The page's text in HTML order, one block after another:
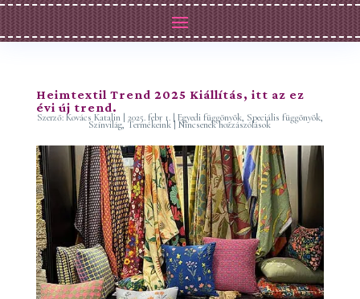
Heimtextil Trend 2025 Kiállítás, itt az ez
évi új trend.
Szerző: Kovács Katalin| 2025. febr 1.| Egyedi függönyök, Speciális függönyök,
Színvilág, Termékeink |Nincsenek hozzászólások